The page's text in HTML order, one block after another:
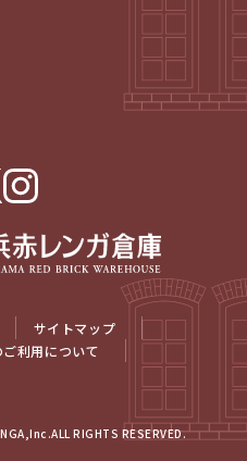
サイトマップ
利用について
RIGHTS RESERVED.